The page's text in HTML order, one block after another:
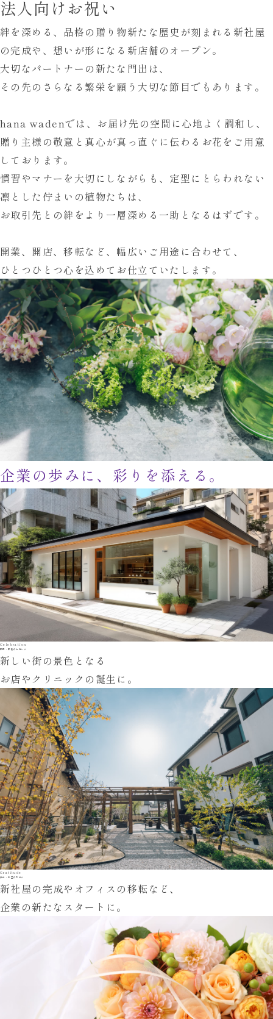
法人向けお祝い
絆を深める、品格の贈り物新たな歴史が刻まれる新社屋
の完成や、 想いが形になる新店舗のオープン。
大切なパートナーの新たな門出は、
その先のさらなる繁栄を願う 大切な節目でもあります。
hana wadenでは、 お届け先の空間に心地よく調和し、
贈り主様の敬意と真心が真っ直ぐに伝わるお花をご用意
しております。
慣習やマナーを大切にしながらも、 定型にとらわれない
凛とした佇まいの植物たちは、
お取引先との絆を より一層深める一助となるはずです。
開業、開店、移転など、 幅広いご用途に合わせて、
ひとつひとつ心を込めてお仕立ていたします。
企業の歩みに、彩りを添える。
Celebration
開店・開院のお祝いに
新しい街の景色となる
お店やクリニックの誕生に。
Gratitude
移転・設立の門出に
新社屋の完成やオフィスの移転など、
企業の新たなスタートに。